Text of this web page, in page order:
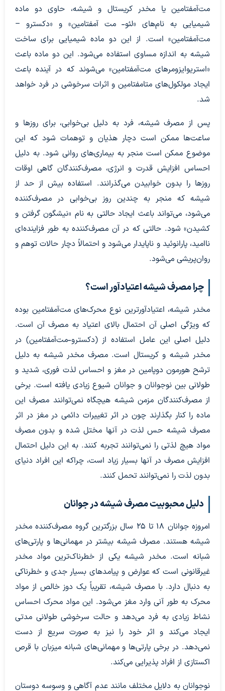
مت‌آمفتامین یا مخدر کریستال و شیشه، حاوی دو ماده
شیمیایی به نام‌های «لئو- مت آمفتامین» و «دکسترو –
مت‌آمفتامین» است. از این دو ماده شیمیایی برای ساخت
شیشه به اندازه مساوی استفاده می‌شود. این دو ماده باعث
«استریوایزومرهای مت‌آمفتامین» می‌شوند که در آینده باعث
ایجاد مولکول‌های متامفتامین و اثرات سرخوشی در فرد خواهد
شد.
پس از مصرف شیشه، فرد به دلیل بی‌خوابی، برای روزها و
ساعت‌ها ممکن است دچار هذیان و توهمات شود که این
موضوع ممکن است منجر به بیماری‌های روانی شود. به دلیل
احساس افزایش قدرت و انرژی، مصرف‌کنندگان گاهی اوقات
روزها را بدون خوابیدن می‌گذرانند. استفاده بیش از حد از
شیشه که منجر به چندین روز بی‌خوابی در مصرف‌کننده
می‌شود، می‌تواند باعث ایجاد حالتی به نام «نیشگون گرفتن و
کشیدن» شود. حالتی که در آن مصرف‌کننده به طور فزاینده‌ای
ناامید، پارانوئید و ناپایدار می‌شود و احتمالاً دچار حالات توهم و
روان‌پریشی می‌شود.
چرا مصرف شیشه اعتیادآور است؟
مخدر شیشه، اعتیادآورترین نوع محرک‌های مت‌آمفتامین بوده
که ویژگی اصلی آن احتمال بالای اعتیاد به مصرف آن است.
دلیل اصلی این عامل استفاده از (دکسترو-مت‌آمفتامین) در
مخدر شیشه و کریستال است. مصرف مخدر شیشه به دلیل
ترشح هورمون دوپامین در مغز و احساس لذت فوری، شدید و
طولانی بین نوجوانان و جوانان شیوع زیادی یافته است. برخی
از مصرف‌کنندگان مزمن شیشه هیچگاه نمی‌توانند مصرف این
ماده را کنار بگذارند چون در اثر تغییرات دائمی در مغز در اثر
مصرف شیشه حس لذت در آنها مختل شده و بدون مصرف
مواد هیچ لذتی را نمی‌توانند تجربه کنند. به این دلیل احتمال
افزایش مصرف در آنها بسیار زیاد است، چراکه این افراد دنیای
بدون لذت را نمی‌توانند تحمل کنند.
دلیل محبوبیت مصرف شیشه در جوانان
امروزه جوانان ۱۸ تا ۲۵ سال بزرگترین گروه مصرف‌کننده مخدر
شیشه هستند. مصرف شیشه بیشتر در مهمانی‌ها و پارتی‌های
شبانه است. مخدر شیشه یکی از خطرناک‌ترین مواد مخدر
غیرقانونی است که عوارض و پیامدهای بسیار جدی و خطرناکی
به دنبال دارد. با مصرف شیشه، تقریباً یک دوز خالص از مواد
محرک به طور آنی وارد مغز می‌شود. این مواد محرک احساس
نشاط زیادی به فرد می‌دهد و حالت سرخوشی طولانی مدتی
ایجاد می‌کند و اثر خود را نیز به صورت سریع از دست
نمی‌دهد. در برخی پارتی‌ها و مهمانی‌های شبانه میزبان با قرص
اکستازی از افراد پذیرایی می‌کند.
نوجوانان به دلایل مختلف مانند عدم آگاهی و وسوسه دوستان